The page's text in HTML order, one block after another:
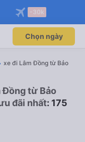
Mở app
qua
Mở app
-30k
Chọn ngày
xe đi Lâm Đồng từ Bảo
Đồng từ Bảo
đãi nhất: 175